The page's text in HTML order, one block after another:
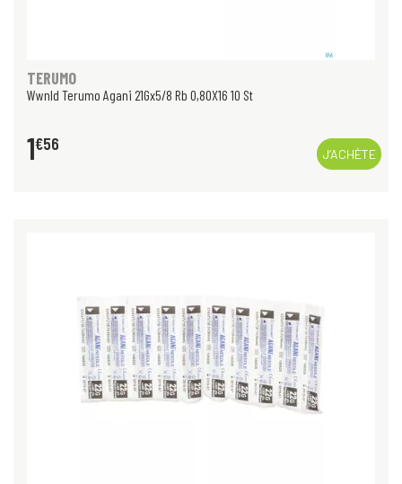
TERUMO
Wwnld Terumo Agani 21Gx5/8 Rb 0,80X16 10 St
1€56
J’ACHÈTE